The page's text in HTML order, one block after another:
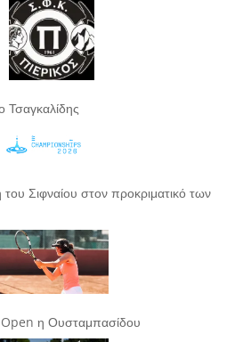
Τσαγκαλίδης
Σιφναίου στον προκριματικό των
η Ουσταμπασίδου